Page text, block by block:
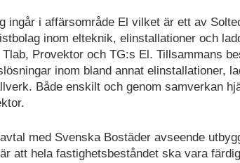
ingår i affärsområde El vilket är ett av
inom elteknik, elinstallationer och
Provektor och TG:s El. Tillsammans
inom bland annat elinstallationer,
Både enskilt och genom samverkan
med Svenska Bostäder avseende
att hela fastighetsbeståndet ska vara